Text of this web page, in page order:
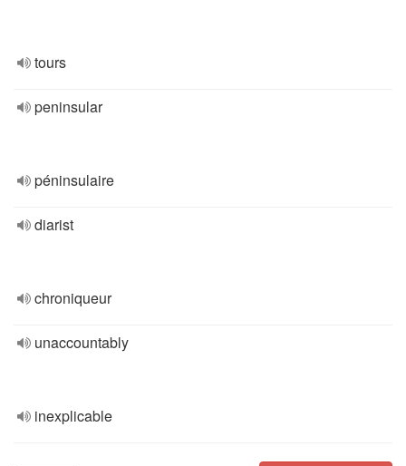
tours
peninsular
péninsulaire
diarist
chroniqueur
unaccountably
inexplicable